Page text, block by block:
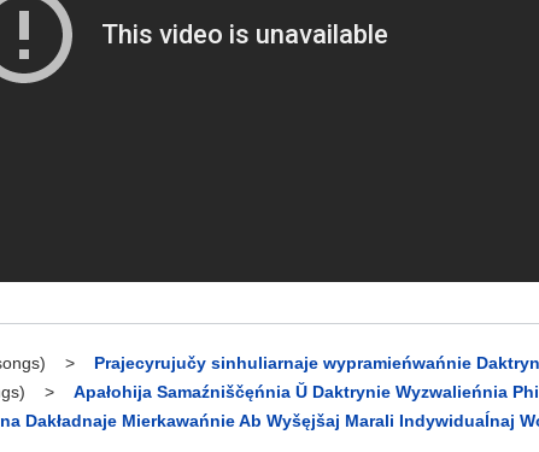
> Prajecyrujučy sinhuliarnaje wypramieńwańnie
> Apałohija Samaźniščęńnia Ŭ Daktrynie Wyzwalieńnia
Dakładnaje Mierkawańnie Ab Wyšęjšaj Marali Indywiduaĺnaj